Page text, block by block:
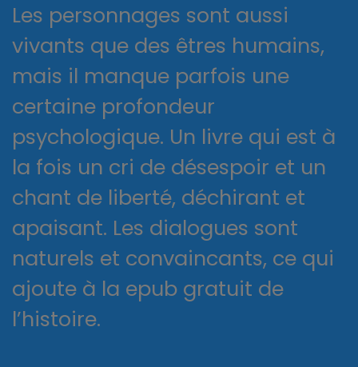
Les personnages sont aussi
vivants que des êtres humains,
mais il manque parfois une
certaine profondeur
psychologique. Un livre qui est à
la fois un cri de désespoir et un
chant de liberté, déchirant et
apaisant. Les dialogues sont
naturels et convaincants, ce qui
ajoute à la epub gratuit de
l’histoire.